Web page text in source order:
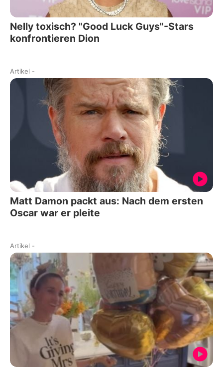
Nelly toxisch? "Good Luck Guys"-Stars
konfrontieren Dion
Artikel -
Matt Damon packt aus: Nach dem ersten
Oscar war er pleite
Artikel -